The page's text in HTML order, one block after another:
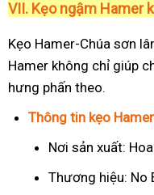
VII. Kẹo ngậm Hamer
Kẹo Hamer-Chúa sơn
Hamer không chỉ giúp
hưng phấn theo.
Thông tin kẹo
Nơi sản xuất:
Thương hiệu: No